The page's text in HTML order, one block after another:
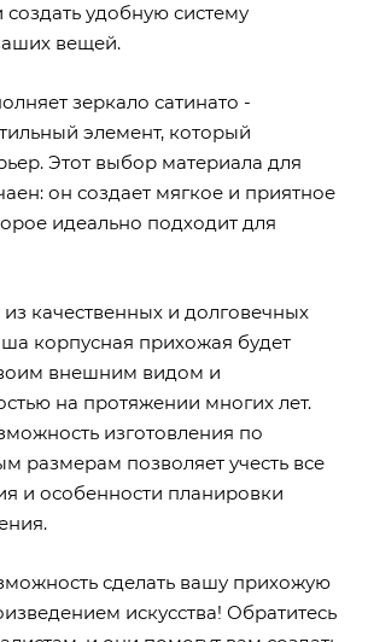
создать удобную систему
вещей.
зеркало сатинато -
элемент, который
Этот выбор материала для
он создает мягкое и приятное
идеально подходит для
качественных и долговечных
корпусная прихожая будет
внешним видом и
на протяжении многих лет.
изготовления по
размерам позволяет учесть все
и особенности планировки
сделать вашу прихожую
искусства! Обратитесь